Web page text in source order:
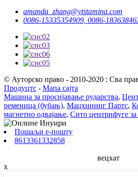
amanda_zhang@ytstamina.com
0086-15335354909, 0086-
© Ауторско право - 2010-2020 : Сва
Продуцтс - Мапа сајта
Машина за просијавање рударства,
ременица (бубањ), Мацхининг Партс,
магнетно одвајање, Сито центрифуге
Пошаљи е-пошту
8613361332858
вецхат
x